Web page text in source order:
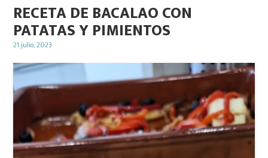
RECETA DE BACALAO CON
PATATAS Y PIMIENTOS
Posted
21 julio, 2023